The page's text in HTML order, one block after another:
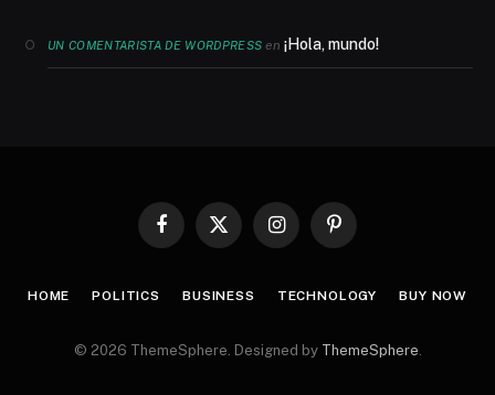
UN COMENTARISTA DE WORDPRESS en¡Hola, mundo!
Facebook
X
InstagramPinterest
HOME POLITICS BUSINESS TECHNOLOGY BUY NOW
© 2026 ThemeSphere. Designed by ThemeSphere